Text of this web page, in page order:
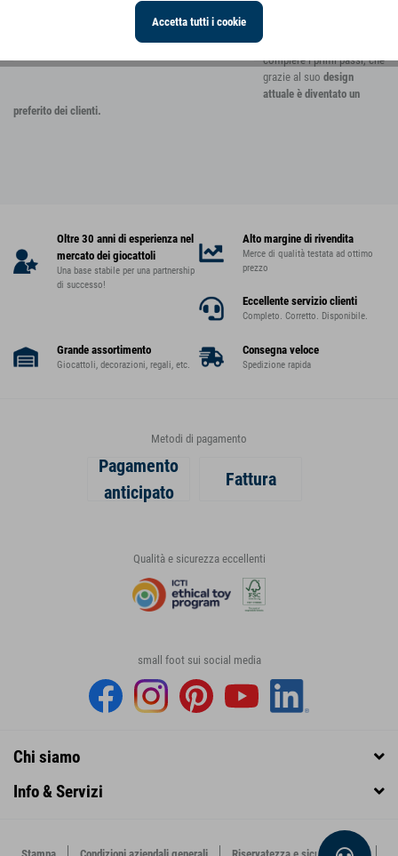
compiere i primi passi, che
grazie al suo design
attuale è diventato un
preferito dei clienti.
Oltre 30 anni di esperienza nel
mercato dei giocattoli
Una base stabile per una partnership
di successo!
Alto margine di rivendita
Merce di qualità testata ad ottimo
prezzo
Eccellente servizio clienti
Completo. Corretto. Disponibile.
Grande assortimento
Giocattoli, decorazioni, regali, etc.
Consegna veloce
Spedizione rapida
Metodi di pagamento
Pagamento
anticipato
Fattura
Qualità e sicurezza eccellenti
small foot sui social media
Chi siamo
Info & Servizi
Accetta tutti i cookie